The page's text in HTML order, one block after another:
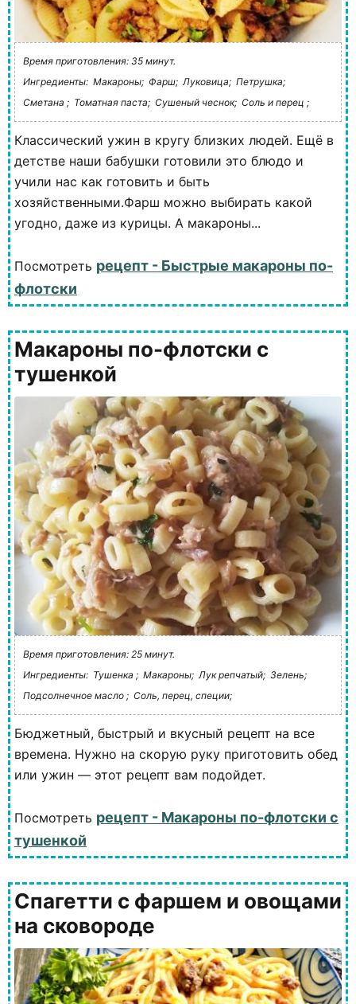
Время приготовления: 35 минут.
Ингредиенты: Макароны; Фарш; Луковица; Петрушка;
Сметана ; Томатная паста; Сушеный чеснок; Соль и перец ;
Классический ужин в кругу близких людей. Ещё в
детстве наши бабушки готовили это блюдо и
учили нас как готовить и быть
хозяйственными.Фарш можно выбирать какой
угодно, даже из курицы. А макароны...
Посмотреть рецепт - Быстрые макароны по-
флотски
Макароны по-флотски с
тушенкой
Время приготовления: 25 минут.
Ингредиенты: Тушенка ; Макароны; Лук репчатый; Зелень;
Подсолнечное масло ; Соль, перец, специи;
Бюджетный, быстрый и вкусный рецепт на все
времена. Нужно на скорую руку приготовить обед
или ужин — этот рецепт вам подойдет.
Посмотреть рецепт - Макароны по-флотски с
тушенкой
Спагетти с фаршем и овощами
на сковороде